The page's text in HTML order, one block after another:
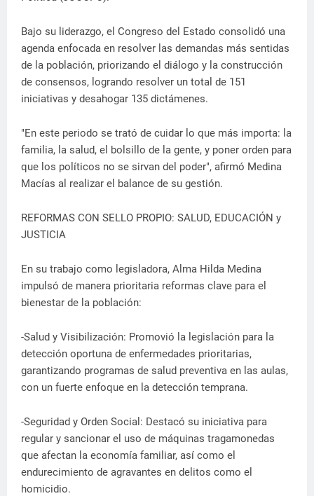
Bajo su liderazgo, el Congreso del Estado consolidó una
agenda enfocada en resolver las demandas más sentidas
de la población, priorizando el diálogo y la construcción
de consensos, logrando resolver un total de 151
iniciativas y desahogar 135 dictámenes.
"En este periodo se trató de cuidar lo que más importa: la
familia, la salud, el bolsillo de la gente, y poner orden para
que los políticos no se sirvan del poder", afirmó Medina
Macías al realizar el balance de su gestión.
REFORMAS CON SELLO PROPIO: SALUD, EDUCACIÓN y
JUSTICIA
En su trabajo como legisladora, Alma Hilda Medina
impulsó de manera prioritaria reformas clave para el
bienestar de la población:
-Salud y Visibilización: Promovió la legislación para la
detección oportuna de enfermedades prioritarias,
garantizando programas de salud preventiva en las aulas,
con un fuerte enfoque en la detección temprana.
-Seguridad y Orden Social: Destacó su iniciativa para
regular y sancionar el uso de máquinas tragamonedas
que afectan la economía familiar, así como el
endurecimiento de agravantes en delitos como el
homicidio.